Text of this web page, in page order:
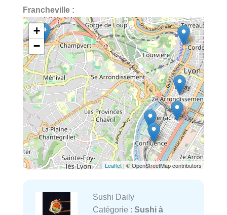
Francheville :
+
−
Leaflet | © OpenStreetMap contributors
Sushi Daily
Catégorie : Sushi à